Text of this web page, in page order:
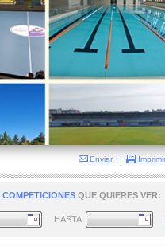
Enviar | Imprimir
QUE QUIERES VER:
HASTA